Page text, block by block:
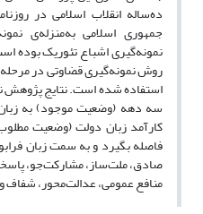
جمهوری اسلامی به‌منزله‌ی
نمونه‌گیری اشباع تئوریک بوده
روش نمونه‌گیری قضاوتی در
استفاده شده است. نتایج
سه دهه (وضعیت موجود) به
کارآمد زبان دولت (وضعیت
فاصله بگیرد و به سمت زبان
صادق، ملت‌ساز، مشارکت‌جو،
منافع عمومی، عدالت‌محور،